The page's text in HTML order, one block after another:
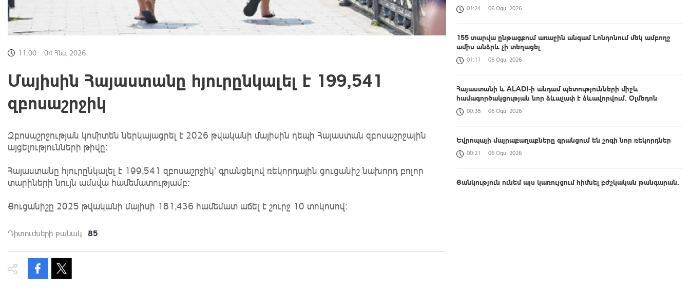
11:00 04 Հնս, 2026
Մայիսին Հայաստանը հյուրընկալել է 199,541
զբոսաշրջիկ
Զբոսաշրջության կոմիտեն ներկայացրել է 2026 թվականի մայիսին դեպի Հայաստան զբոսաշրջային
այցելությունների թիվը։
Հայաստանը հյուրընկալել է 199,541 զբոսաշրջիկ՝ գրանցելով ռեկորդային ցուցանիշ նախորդ բոլոր
տարիների նույն ամսվա համեմատությամբ:
Ցուցանիշը 2025 թվականի մայիսի 181,436 համեմատ աճել է շուրջ 10 տոկոսով:
Դիտումների քանակ 85
01:24 06 Օգս, 2026
155 տարվա ընթացքում առաջին անգամ Լոնդոնում մեկ ամբողջ
ամիս անձրև չի տեղացել
01:11 06 Օգս, 2026
Հայաստանի և ALADI-ի անդամ պետությունների միջև
համագործակցության նոր ձևաչափ է ձևավորվում․ Օլմեդոն
00:38 06 Օգս, 2026
Եվրոպայի մայրաքաղաքները գրանցում են շոգի նոր ռեկորդներ
00:21 06 Օգս, 2026
Ցանկություն ունեմ այս կառույցում հիմնել բժշկական թանգարան․